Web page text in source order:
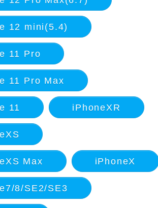
12 mini(5.4)
11 Pro
11 Pro Max
11 iPhoneXR
Max iPhoneX
8/SE2/SE3